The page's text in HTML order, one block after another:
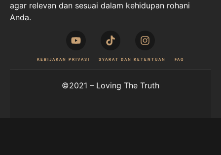
agar relevan dan sesuai dalam kehidupan rohani
Anda.
KEBIJAKAN PRIVASI SYARAT DAN KETENTUAN FAQ
©2021 – Loving The Truth